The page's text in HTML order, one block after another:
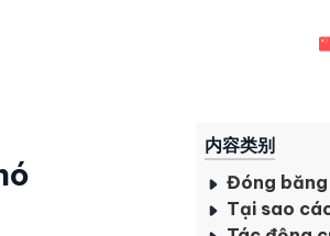
内容类别
Đóng băng
Tại sao các doanh